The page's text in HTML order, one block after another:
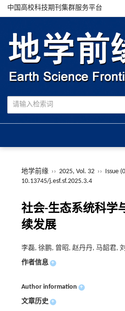
中国高校科技期刊集群服务平台
地学前缘 ›› 2025, Vol. 32 ›› Issue
10.13745/j.esf.sf.2025.3.4
社会-生态系统科学
续发展
李磊, 徐鹏, 曾昭, 赵丹丹, 马韶君,
作者信息 +
Author information +
文章历史 +